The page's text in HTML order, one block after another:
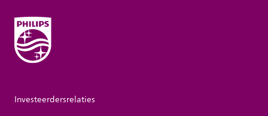
Investeerdersrelaties